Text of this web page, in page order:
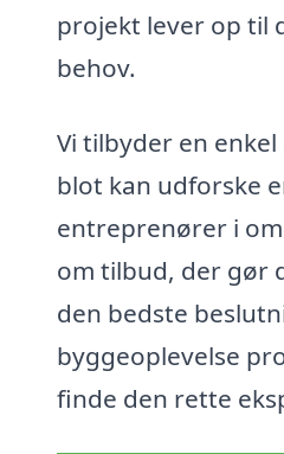
projekt lever op til
behov.
Vi tilbyder en
blot kan udforske
entreprenører i
om tilbud, der gør
den bedste
byggeoplevelse
finde den rette